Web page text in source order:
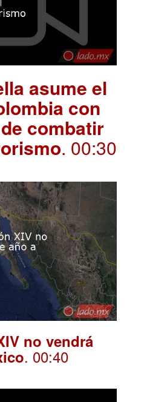
asume el
con
combatir
. 00:30
no vendrá
. 00:40